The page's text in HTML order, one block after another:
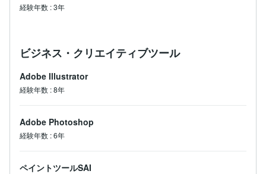
経験年数 :3年
ビジネス・クリエイティブツール
Adobe Illustrator
経験年数 :8年
Adobe Photoshop
経験年数 :6年
ペイントツールSAI